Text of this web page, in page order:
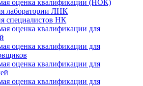
оценка квалификации (НОК)
лаборатории ЛНК
специалистов НК
оценка квалификации для
оценка квалификации для
оценка квалификации для
оценка квалификации для